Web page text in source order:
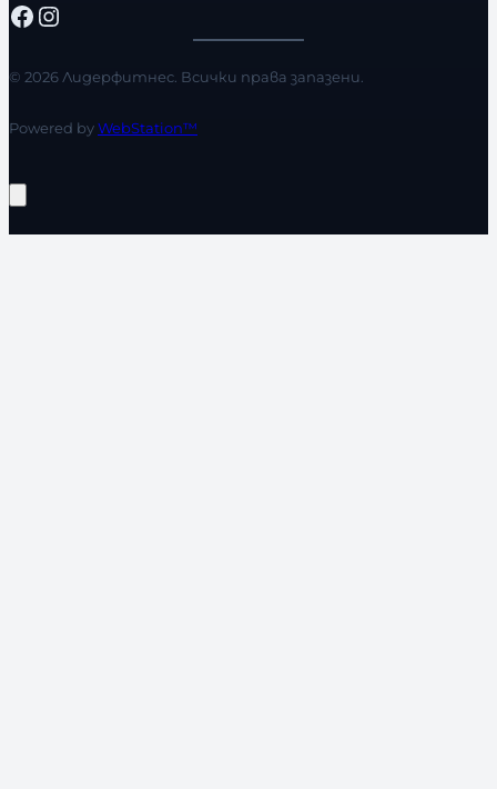
Facebook Instagram
© 2026 Лидерфитнес. Всички права запазени.
Powered byWebStation™